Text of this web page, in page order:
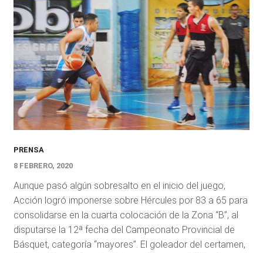
PRENSA
8 FEBRERO, 2020
Aunque pasó algún sobresalto en el inicio del juego,
Acción logró imponerse sobre Hércules por 83 a 65 para
consolidarse en la cuarta colocación de la Zona “B”, al
disputarse la 12ª fecha del Campeonato Provincial de
Básquet, categoría “mayores”. El goleador del certamen,